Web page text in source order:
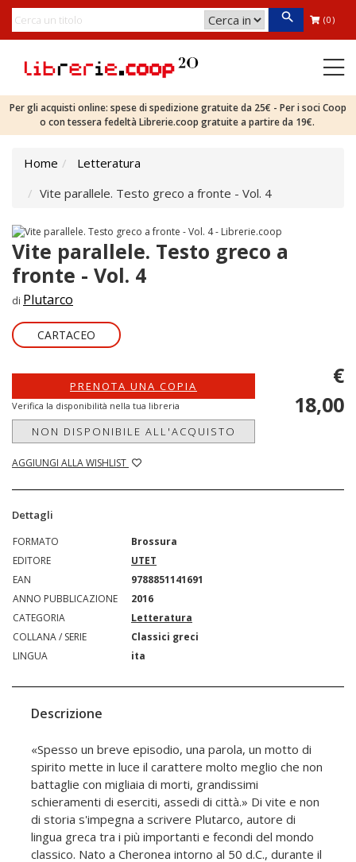
(0)
Per gli acquisti online: spese di spedizione gratuite da 25€ - Per i soci Coop
o con tessera fedeltà Librerie.coop gratuite a partire da 19€.
Home
Letteratura
Vite parallele. Testo greco a fronte - Vol. 4
Vite parallele. Testo greco a
fronte - Vol. 4
di Plutarco
CARTACEO
PRENOTA UNA COPIA
Verifica la disponibilità nella tua libreria
NON DISPONIBILE ALL'ACQUISTO
AGGIUNGI ALLA WISHLIST
€
18,00
Dettagli
FORMATO
Brossura
EDITORE
UTET
EAN
9788851141691
ANNO PUBBLICAZIONE
2016
CATEGORIA
Letteratura
COLLANA / SERIE
Classici greci
LINGUA
ita
Descrizione
«Spesso un breve episodio, una parola, un motto di
spirito mette in luce il carattere molto meglio che non
battaglie con migliaia di morti, grandissimi
schieramenti di eserciti, assedi di città.» Di vite e non
di storia s'impegna a scrivere Plutarco, autore di
lingua greca tra i più importanti e fecondi del mondo
classico. Nato a Cheronea intorno al 50 d.C., durante il